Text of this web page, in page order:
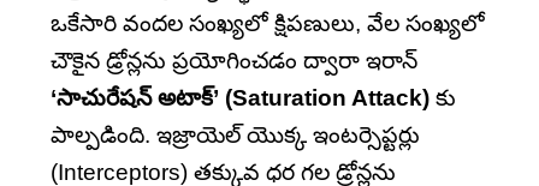
ఒకేసారి వందల సంఖ్యలో క్షిపణులు, వేల సంఖ్యలో
చౌకైన డ్రోన్లను ప్రయోగించడం ద్వారా ఇరాన్
‘సాచురేషన్ అటాక్’ (Saturation Attack) కు
పాల్పడింది. ఇజ్రాయెల్ యొక్క ఇంటర్సెప్టర్లు
(Interceptors) తక్కువ ధర గల డ్రోన్లను